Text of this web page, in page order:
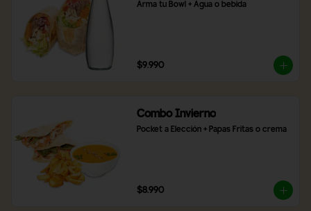
Arma tu Bowl + Agua o bebida
$9.990
Combo Invierno
Pocket a Elección + Papas Fritas o crema
$8.990